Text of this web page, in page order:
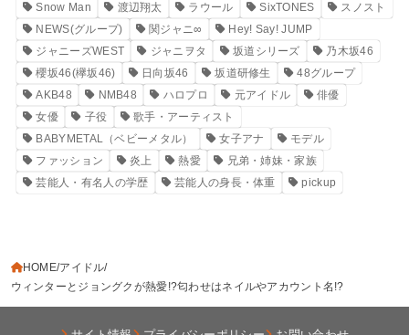
Snow Man
渡辺翔太 ラウール SixTONES
スノスト
NEWS(グループ)
関ジャニ∞
Hey! Say! JUMP
ジャニーズWEST
ジャニヲタ 坂道シリーズ
乃木坂46
櫻坂46(欅坂46)
日向坂46 坂道研修生
48グループ
AKB48
NMB48 ハロプロ 元アイドル
俳優
女優
子役
歌手・アーティスト
BABYMETAL（ベビーメタル）
女子アナ
モデル
ファッション
炎上 熱愛
兄弟・姉妹・家族
芸能人・有名人の学歴
芸能人の身長・体重 pickup
HOME アイドル
ウィンターとジョングクが熱愛!?匂わせはネイルやアカウント名!?